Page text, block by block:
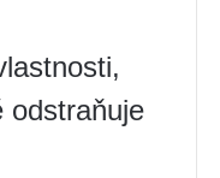
odstraňuje